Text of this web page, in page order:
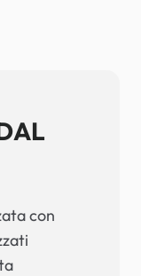
con